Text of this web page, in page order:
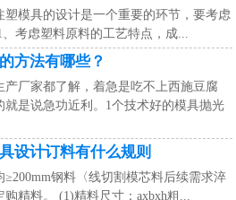
模具的设计是一个重要的环节，要考虑
考虑塑料原料的工艺特点，成...
方法有哪些？
厂家都了解，着急是吃不上西施豆腐
就是说急功近利。1个技术好的模具抛光
设计订料有什么规则
≥200mm钢料〈线切割模芯料后续需求淬
精料。 (1)精料尺寸：axbxh粗...